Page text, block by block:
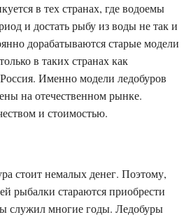
в тех странах, где водоемы
и достать рыбу из воды не так и
дорабатываются старые модели
в таких странах как
Именно модели ледобуров
на отечественном рынке.
и стоимостью.
стоит немалых денег. Поэтому,
рыбалки стараются приобрести
служил многие годы. Ледобуры